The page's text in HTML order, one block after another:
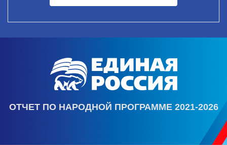
ОТЧЕТ ПО НАРОДНОЙ ПРОГРАММЕ 2021-2026